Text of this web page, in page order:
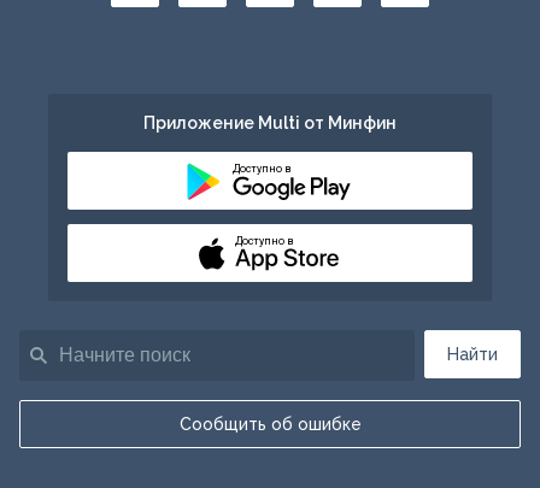
Найти
Сообщить об ошибке
Приложение Multi от Минфин
Доступно в
Доступно в